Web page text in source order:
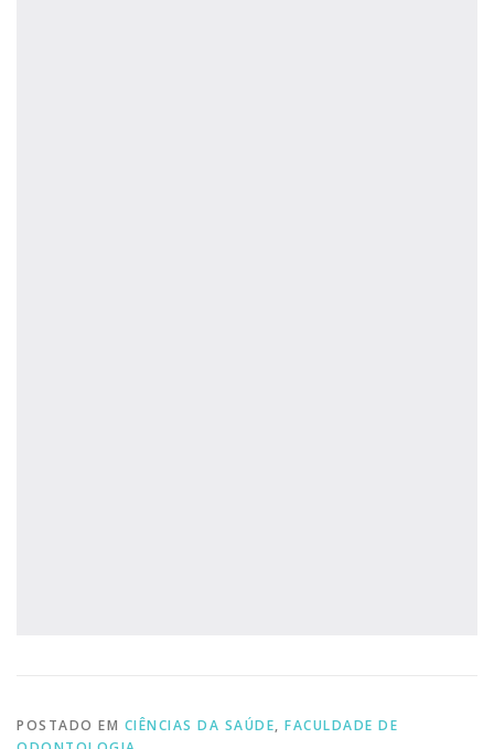
POSTADO EM CIÊNCIAS DA SAÚDE, FACULDADE DE